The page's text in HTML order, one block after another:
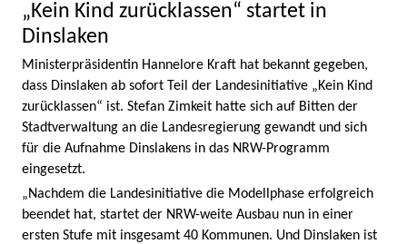
„Kein Kind zurücklassen“ startet in
Dinslaken
Ministerpräsidentin Hannelore Kraft hat bekannt gegeben,
dass Dinslaken ab sofort Teil der Landesinitiative „Kein Kind
zurücklassen“ ist. Stefan Zimkeit hatte sich auf Bitten der
Stadtverwaltung an die Landesregierung gewandt und sich
für die Aufnahme Dinslakens in das NRW-Programm
eingesetzt.
„Nachdem die Landesinitiative die Modellphase erfolgreich
beendet hat, startet der NRW-weite Ausbau nun in einer
ersten Stufe mit insgesamt 40 Kommunen. Und Dinslaken ist